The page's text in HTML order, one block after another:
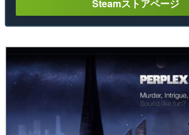
Steamストアページ